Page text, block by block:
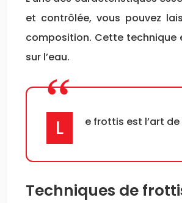
et contrôlée, vous pouvez
composition. Cette technique
sur l’eau.
Le frottis est l’art
Techniques de